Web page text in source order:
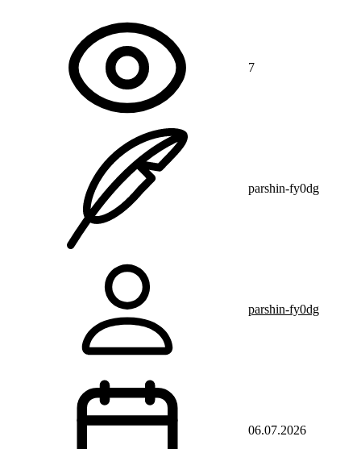
7
parshin-fy0dg
parshin-fy0dg
06.07.2026